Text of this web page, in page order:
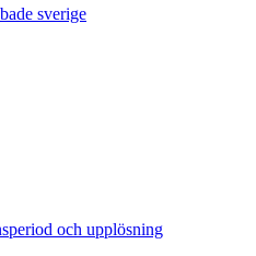
sverige
och upplösning